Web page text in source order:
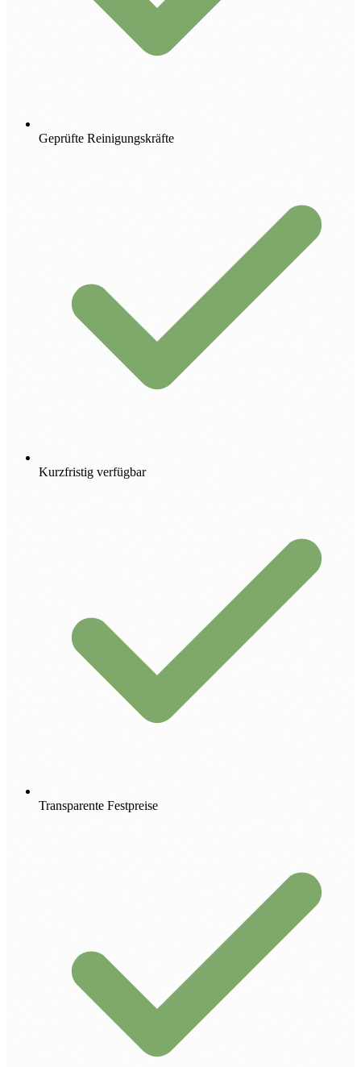
Geprüfte Reinigungskräfte
Kurzfristig verfügbar
Transparente Festpreise